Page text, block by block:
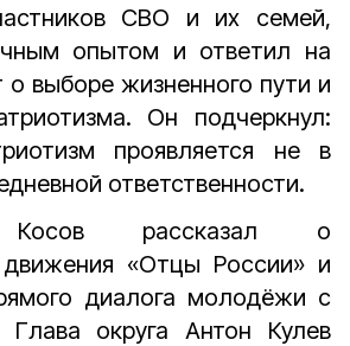
СВО и их семей,
опытом и ответил на
о выборе жизненного пути и
Он подчеркнул:
проявляется не в
ответственности.
Косов рассказал о
движения «Отцы России» и
диалога молодёжи с
округа Антон Кулев